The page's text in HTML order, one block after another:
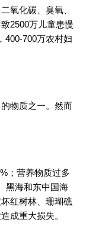
化碳、臭氧、
2500万儿童患慢
400-700万农村妇
物质之一。然而
；营养物质过多
黑海和东中国海
红树林、珊瑚礁
成重大损失。